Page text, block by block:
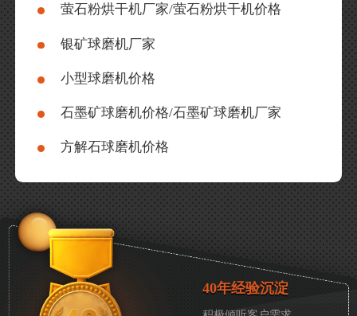
萤石粉烘干机厂家/萤石粉烘干机价格
银矿球磨机厂家
小型球磨机价格
石墨矿球磨机价格/石墨矿球磨机厂家
方解石球磨机价格
40年经验沉淀